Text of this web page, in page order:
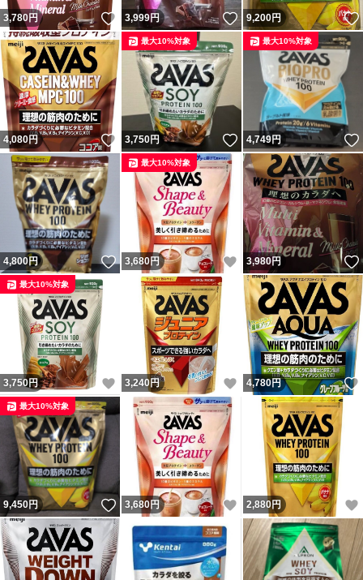
3,780円 いいね！
3,999円 いいね！
9,200円
4,080円 いいね！
3,750円 いいね！
最大10%対象
4,749円
最大10%対象
4,800円 いいね！
3,680円 いいね！
最大10%対象
3,980円
3,750円 いいね！
最大10%対象
3,240円 いいね！
4,780円
9,450円 いいね！
最大10%対象
3,680円 いいね！
2,880円